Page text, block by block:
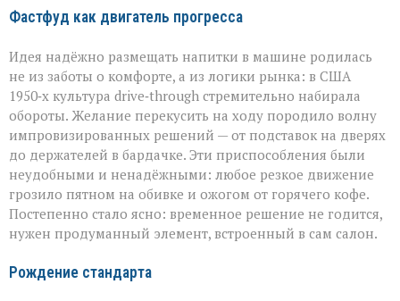
Фастфуд как двигатель прогресса
Идея надёжно размещать напитки в машине родилась
не из заботы о комфорте, а из логики рынка: в США
1950‑х культура drive‑through стремительно набирала
обороты. Желание перекусить на ходу породило волну
импровизированных решений — от подставок на дверях
до держателей в бардачке. Эти приспособления были
неудобными и ненадёжными: любое резкое движение
грозило пятном на обивке и ожогом от горячего кофе.
Постепенно стало ясно: временное решение не годится,
нужен продуманный элемент, встроенный в сам салон.
Рождение стандарта